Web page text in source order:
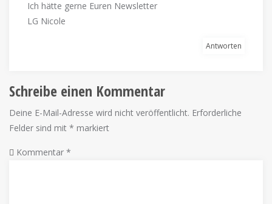
Ich hätte gerne Euren Newsletter
LG Nicole
Antworten
Schreibe einen Kommentar
Deine E-Mail-Adresse wird nicht veröffentlicht. Erforderliche
Felder sind mit * markiert
Kommentar *